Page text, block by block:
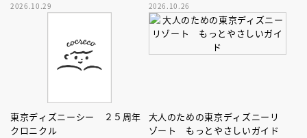
ン、グッズまでが１冊に！
2026.10.29
東京ディズニーランドの最新情
報をお届け！
2026.10.26
東京ディズニーシー ２５周年
クロニクル
大人のための東京ディズニーリ
ゾート もっとやさしいガイド